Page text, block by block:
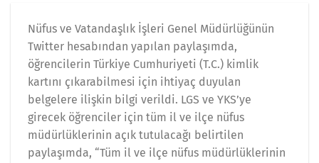
Nüfus ve Vatandaşlık İşleri Genel Müdürlüğünün
Twitter hesabından yapılan paylaşımda,
öğrencilerin Türkiye Cumhuriyeti (T.C.) kimlik
kartını çıkarabilmesi için ihtiyaç duyulan
belgelere ilişkin bilgi verildi. LGS ve YKS’ye
girecek öğrenciler için tüm il ve ilçe nüfus
müdürlüklerinin açık tutulacağı belirtilen
paylaşımda, “Tüm il ve ilçe nüfus müdürlüklerinin